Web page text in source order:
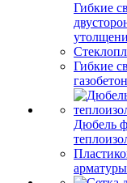
Гибкие
Гибкие
Дюбель
арматуры